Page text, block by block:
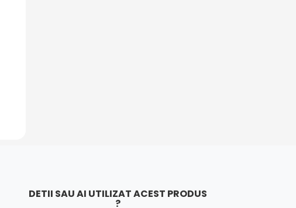
DETII SAU AI UTILIZAT ACEST PRODUS
?